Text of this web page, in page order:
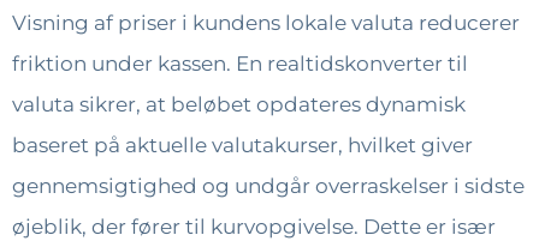
Visning af priser i kundens lokale valuta reducerer
friktion under kassen. En realtidskonverter til
valuta sikrer, at beløbet opdateres dynamisk
baseret på aktuelle valutakurser, hvilket giver
gennemsigtighed og undgår overraskelser i sidste
øjeblik, der fører til kurvopgivelse. Dette er især